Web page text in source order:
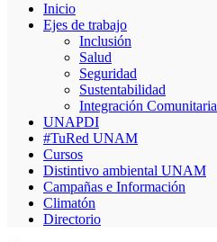
Inicio
Ejes de trabajo
Inclusión
Salud
Seguridad
Sustentabilidad
Integración Comunitaria
UNAPDI
#TuRed UNAM
Cursos
Distintivo ambiental UNAM
Campañas e Información
Climatón
Directorio